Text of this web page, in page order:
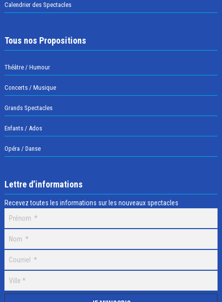
Calendrier des Spectacles
Tous nos Propositions
Théâtre / Humour
Concerts / Musique
Grands Spectacles
Enfants / Ados
Opéra / Danse
Lettre d’informations
Recevez toutes les informations sur les nouveaux spectacles